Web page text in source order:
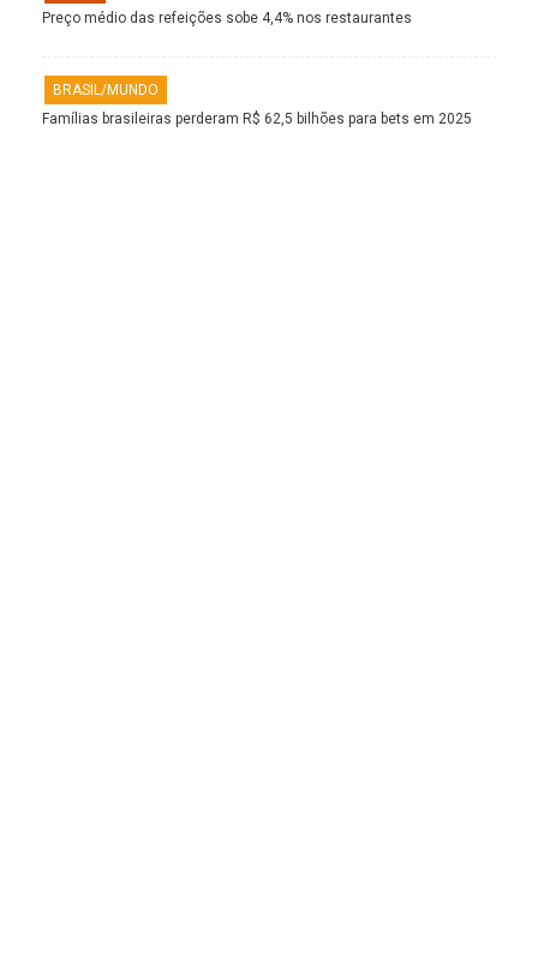
Preço médio das refeições sobe 4,4% nos restaurantes
BRASIL/MUNDO
Famílias brasileiras perderam R$ 62,5 bilhões para bets em 2025